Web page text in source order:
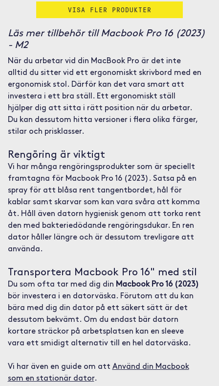
VISA FLER PRODUKTER
Läs mer tillbehör till Macbook Pro 16 (2023)
- M2
När du arbetar vid din MacBook Pro är det inte
alltid du sitter vid ett ergonomiskt skrivbord med en
ergonomisk stol. Därför kan det vara smart att
investera i ett bra ställ. Ett ergonomiskt ställ
hjälper dig att sitta i rätt position när du arbetar.
Du kan dessutom hitta versioner i flera olika färger,
stilar och prisklasser.
Rengöring är viktigt
Vi har många rengöringsprodukter som är speciellt
framtagna för Macbook Pro 16 (2023). Satsa på en
spray för att blåsa rent tangentbordet, hål för
kablar samt skarvar som kan vara svåra att komma
åt. Håll även datorn hygienisk genom att torka rent
den med bakteriedödande rengöringsdukar. En ren
dator håller längre och är dessutom trevligare att
använda.
Transportera Macbook Pro 16" med stil
Du som ofta tar med dig din Macbook Pro 16 (2023)
bör investera i en datorväska. Förutom att du kan
bära med dig din dator på ett säkert sätt är det
dessutom bekvämt. Om du endast bär datorn
kortare sträckor på arbetsplatsen kan en sleeve
vara ett smidigt alternativ till en hel datorväska.
Vi har även en guide om att Använd din Macbook
som en stationär dator.